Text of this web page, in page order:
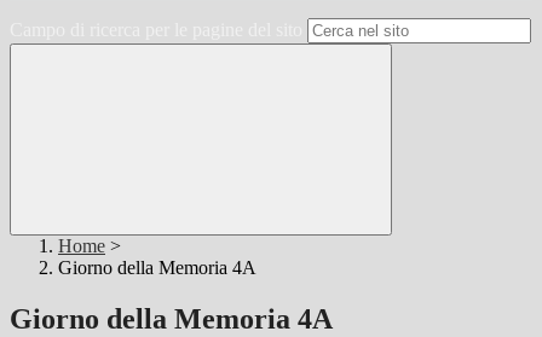
Home >
Giorno della Memoria 4A
Giorno della Memoria 4A